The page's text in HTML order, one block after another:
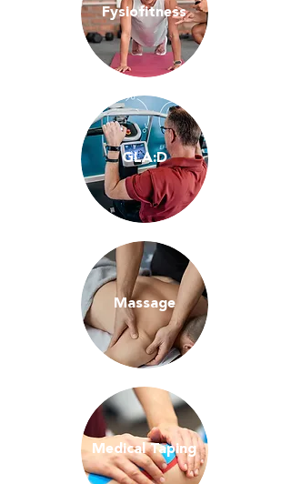
Fysiofitness
GLA:D
Massage
Medical Taping